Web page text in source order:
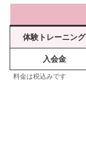
体験トレーニング
入会金
料金は税込みです